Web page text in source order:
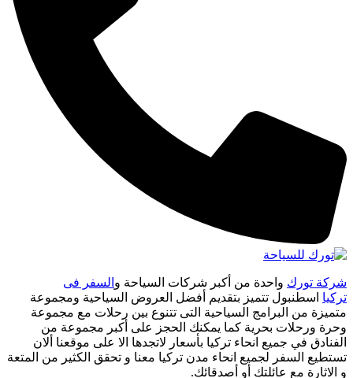
شركة تورك واحدة من أكبر شركات السياحة و السفر فى
تركيا اسطنبول تتميز بتقديم أفضل العروض السياحية ومجموعة
متميزة من البرامج السياحية التى تتنوع بين رحلات مع مجموعة
وحرة ورحلات بحرية كما يمكنك الحجز على أكبر مجموعة من
الفنادق في جميع انحاء تركيا بأسعار لاتجدها الا على موقعنا ألان
تستطيع السفر لجميع انحاء مدن تركيا معنا و تحقق الكثير من المتعة
و الاثارة مع عائلتك أو أصدقائك.